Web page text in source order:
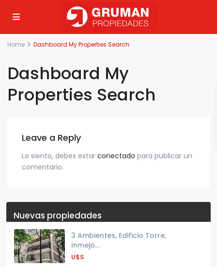
Home Dashboard My Properties Search
Dashboard My
Properties Search
Leave a Reply
Lo siento, debes estarconectado para publicar un
comentario.
Nuevas propiedades
3 Ambientes, Edificio Torre,
Inmejo...
U$S